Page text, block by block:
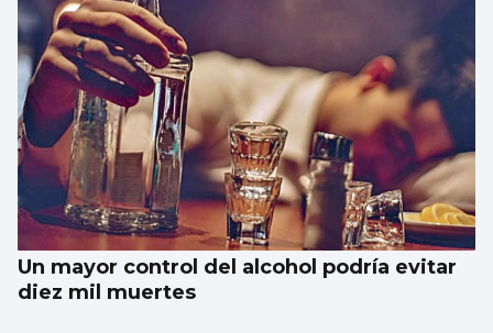
Un mayor control del alcohol podría evitar
diez mil muertes